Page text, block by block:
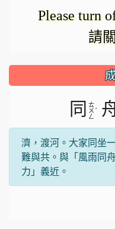
Please turn
請
同
ㄊ
ㄨ
ㄥ
ˊ
濟，渡河。大家同坐
難與共。與「風雨同
力」義近。